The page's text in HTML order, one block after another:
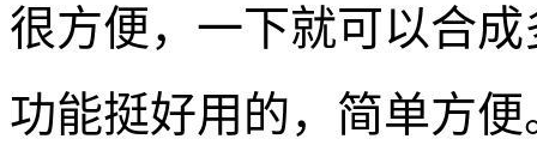
一分钟最好一个动图，
了